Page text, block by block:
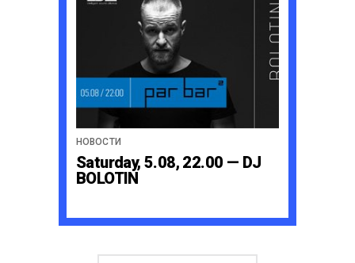
НОВОСТИ
Saturday, 5.08, 22.00 — DJ
BOLOTIN